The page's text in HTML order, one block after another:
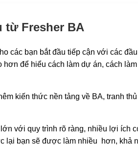
từ Fresher BA
các bạn bắt đầu tiếp cận với các
hơn để hiểu cách làm dự án, cách
kiến thức nền tảng về BA, tranh
với quy trình rõ ràng, nhiều lợi ích
lại bạn sẽ được làm nhiều hơn, khả